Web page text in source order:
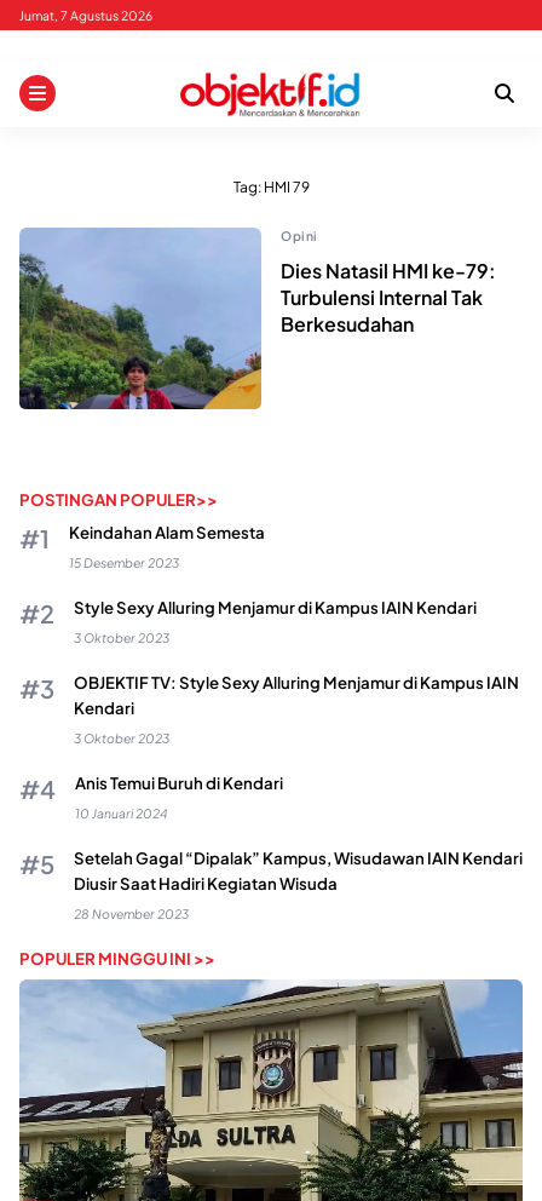
Skip
content
Jumat, 7 Agustus 2026
Tag: HMI 79
Opini
Dies Natasil HMI ke-79:
Turbulensi Internal Tak
Berkesudahan
POSTINGAN POPULER>>
Keindahan Alam Semesta
15 Desember 2023
Style Sexy Alluring Menjamur di Kampus IAIN Kendari
3 Oktober 2023
OBJEKTIF TV: Style Sexy Alluring Menjamur di Kampus IAIN
Kendari
3 Oktober 2023
Anis Temui Buruh di Kendari
10 Januari 2024
Setelah Gagal “Dipalak” Kampus, Wisudawan IAIN Kendari
Diusir Saat Hadiri Kegiatan Wisuda
28 November 2023
POPULER MINGGU INI >>